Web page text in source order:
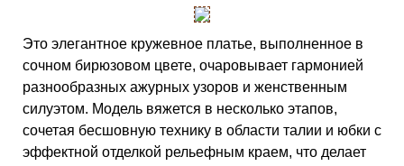
Это элегантное кружевное платье, выполненное в
сочном бирюзовом цвете, очаровывает гармонией
разнообразных ажурных узоров и женственным
силуэтом. Модель вяжется в несколько этапов,
сочетая бесшовную технику в области талии и юбки с
эффектной отделкой рельефным краем, что делает